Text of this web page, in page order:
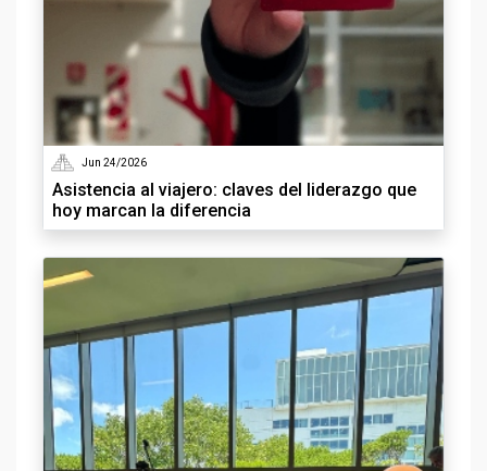
Jun 24/2026
Asistencia al viajero: claves del liderazgo que
hoy marcan la diferencia